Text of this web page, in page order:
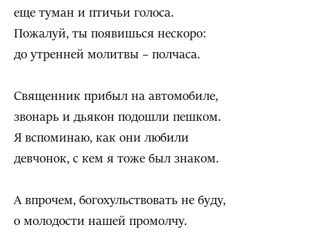
еще туман и птичьи голоса.
Пожалуй, ты появишься нескоро:
до утренней молитвы – полчаса.
Священник прибыл на автомобиле,
звонарь и дьякон подошли пешком.
Я вспоминаю, как они любили
девчонок, с кем я тоже был знаком.
А впрочем, богохульствовать не буду,
о молодости нашей промолчу.